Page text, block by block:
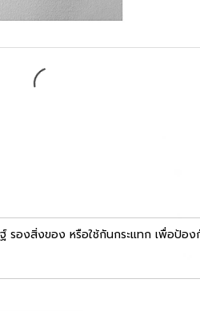
ฐ์ รองสิ่งของ หรือใช้กันกระแทก เพื่อป้อ